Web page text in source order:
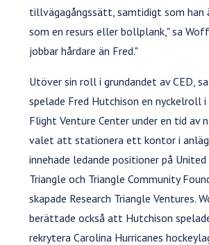
tillvägagångssätt, samtidigt som han
som en resurs eller bollplank," sa
jobbar hårdare än Fred."
Utöver sin roll i grundandet av CED,
spelade Fred Hutchison en nyckelroll
Flight Venture Center under en tid av
valet att stationera ett kontor i
innehade ledande positioner på United
Triangle och Triangle Community
skapade Research Triangle Ventures.
berättade också att Hutchison
rekrytera Carolina Hurricanes